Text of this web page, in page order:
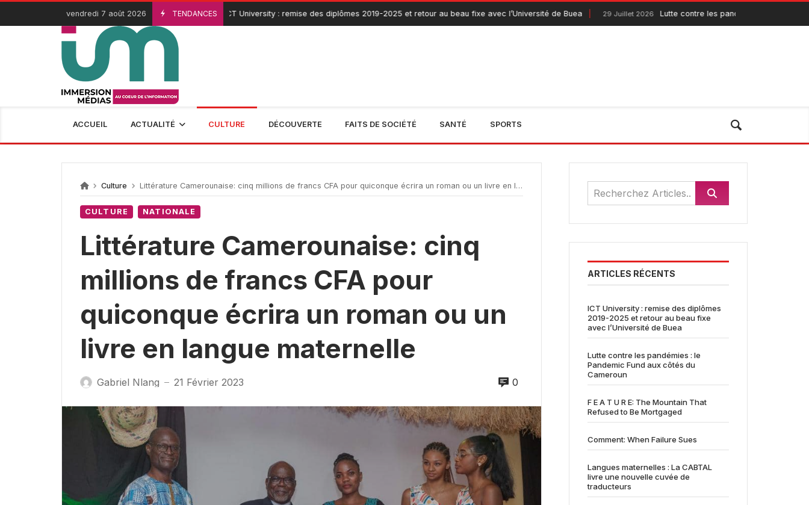
Passer
contenu
vendredi 7 août 2026 TENDANCES
3 Août 2026 ICT University : remise des diplômes 2019-2025 et retour au beau fixe avec l’Université de Buea 29 Juillet 2026 Lutte contre les pandémies : le Pandemic Fund
ACCUEIL ACTUALITÉ CULTURE DÉCOUVERTE FAITS DE SOCIÉTÉ SANTÉ SPORTS
Culture Littérature Camerounaise: cinq millions de francs CFA pour quiconque écrira un roman ou un livre en langue maternelle
CULTURE NATIONALE
Littérature Camerounaise: cinq
millions de francs CFA pour
quiconque écrira un roman ou un
livre en langue maternelle
Gabriel Nlang — 21 Février 2023 0
ARTICLES RÉCENTS
ICT University : remise des diplômes
2019-2025 et retour au beau fixe
avec l’Université de Buea
Lutte contre les pandémies : le
Pandemic Fund aux côtés du
Cameroun
F E A T U R E: The Mountain That
Refused to Be Mortgaged
Comment: When Failure Sues
Langues maternelles : La CABTAL
livre une nouvelle cuvée de
traducteurs